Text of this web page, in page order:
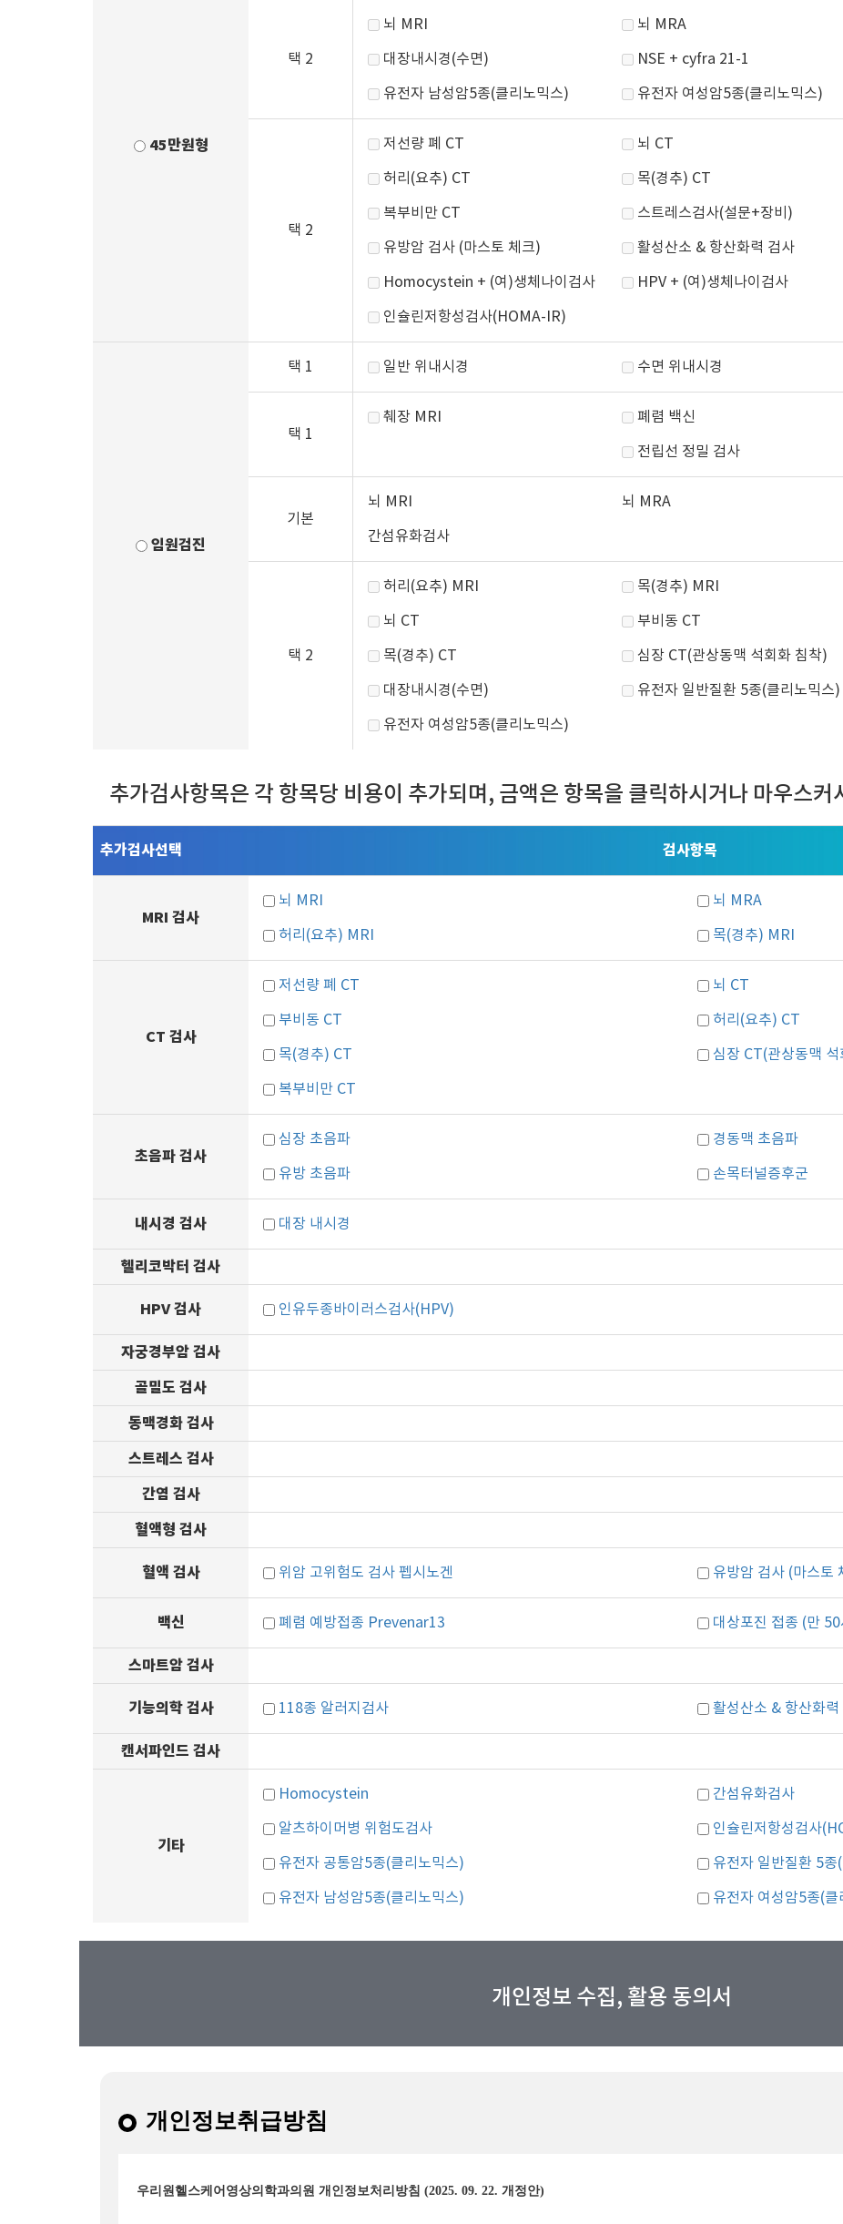
45만원형
택 2
뇌 MRI 뇌 MRA
대장내시경(수면) NSE + cyfra 21-1
유전자 남성암5종(클리노믹스) 유전자 여성암5종(클리노믹스)
택 2
저선량 폐 CT 뇌 CT
허리(요추) CT 목(경추) CT
복부비만 CT 스트레스검사(설문+장비)
유방암 검사 (마스토 체크) 활성산소 & 항산화력 검사
Homocystein + (여)생체나이검사 HPV + (여)생체나이검사
인슐린저항성검사(HOMA-IR)
임원검진
택 1 일반 위내시경 수면 위내시경
택 1
췌장 MRI 폐렴 백신
전립선 정밀 검사
기본
뇌 MRI 뇌 MRA
간섬유화검사
택 2
허리(요추) MRI 목(경추) MRI
뇌 CT 부비동 CT
목(경추) CT 심장 CT(관상동맥 석회화 침착)
대장내시경(수면) 유전자 일반질환 5종(클리노믹스)
유전자 여성암5종(클리노믹스)
추가검사항목은 각 항목당 비용이 추가되며, 금액은 항목을 클릭하시거나 마우스
추가검사선택 검사항목
MRI 검사
뇌 MRI 뇌 MRA
허리(요추) MRI 목(경추) MRI
CT 검사
저선량 폐 CT 뇌 CT
부비동 CT 허리(요추) CT
목(경추) CT 심장 CT(관상동맥 석
복부비만 CT
초음파 검사
심장 초음파 경동맥 초음파
유방 초음파 손목터널증후군
내시경 검사 대장 내시경
헬리코박터 검사
HPV 검사 인유두종바이러스검사(HPV)
자궁경부암 검사
골밀도 검사
동맥경화 검사
스트레스 검사
간염 검사
혈액형 검사
혈액 검사 위암 고위험도 검사 펩시노겐 유방암 검사 (마스토
백신 폐렴 예방접종 Prevenar13 대상포진 접종 (만
스마트암 검사
기능의학 검사 118종 알러지검사 활성산소 & 항산화
캔서파인드 검사
기타
Homocystein 간섬유화검사
알츠하이머병 위험도검사 인슐린저항성검사
유전자 공통암5종(클리노믹스) 유전자 일반질환 5종
유전자 남성암5종(클리노믹스) 유전자 여성암5종(클
개인정보 수집, 활용 동의서